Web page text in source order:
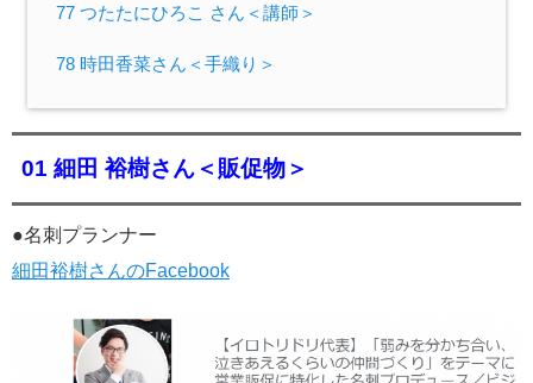
77 つたたにひろこ さん＜講師＞
78 時田香菜さん＜手織り＞
01 細田 裕樹さん＜販促物＞
●名刺プランナー
細田裕樹さんのFacebook